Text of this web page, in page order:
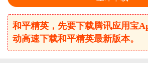
和平精英，先要下载腾讯应用宝
动高速下载和平精英最新版本。